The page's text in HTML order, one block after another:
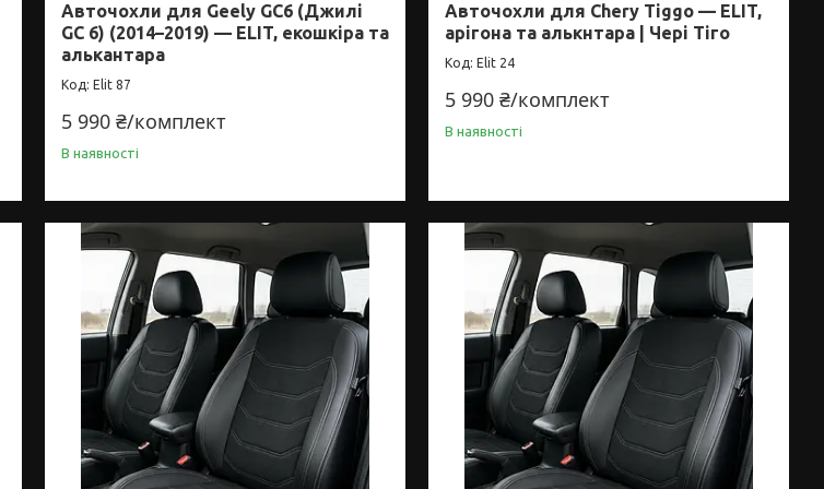
Авточохли для Geely GC6 (Джилі
GC 6) (2014–2019) — ELIT, екошкіра та
алькантара
Elit 87
5 990 ₴/комплект
В наявності
Авточохли для Chery Tiggo — ELIT,
арігона та алькнтара | Чері Тіго
Elit 24
5 990 ₴/комплект
В наявності